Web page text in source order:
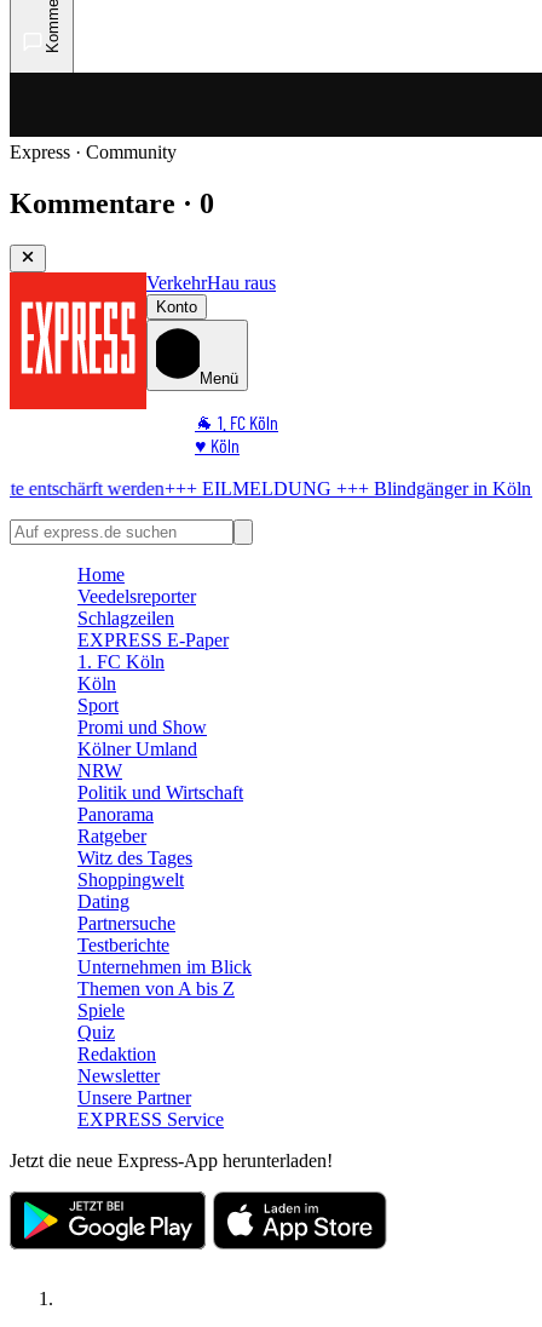
Express · Community
Kommentare · 0
VerkehrHau raus
Konto
Menü
🐐 1. FC Köln
♥️ Köln
🏆 Sport
+++ EILMELDUNG +++Blindgänger in KölnBombe im Rhein!
Home
Veedelsreporter
Schlagzeilen
EXPRESS E-Paper
1. FC Köln
Köln
Sport
Promi und Show
Kölner Umland
NRW
Politik und Wirtschaft
Panorama
Ratgeber
Witz des Tages
Shoppingwelt
Dating
Partnersuche
Testberichte
Unternehmen im Blick
Themen von A bis Z
Spiele
Quiz
Redaktion
Newsletter
Unsere Partner
EXPRESS Service
Jetzt die neue Express-App herunterladen!